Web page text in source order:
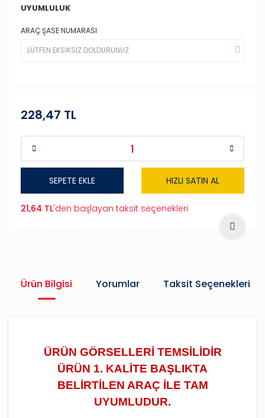
UYUMLULUK
ARAÇ ŞASE NUMARASI
228,47 TL
SEPETE EKLE HIZLI SATIN AL
21,64 TL'den başlayan taksit seçenekleri
Ürün Bilgisi Yorumlar Taksit Seçenekleri
ÜRÜN GÖRSELLERİ TEMSİLİDİR
ÜRÜN 1. KALİTE BAŞLIKTA
BELİRTİLEN ARAÇ İLE TAM
UYUMLUDUR.